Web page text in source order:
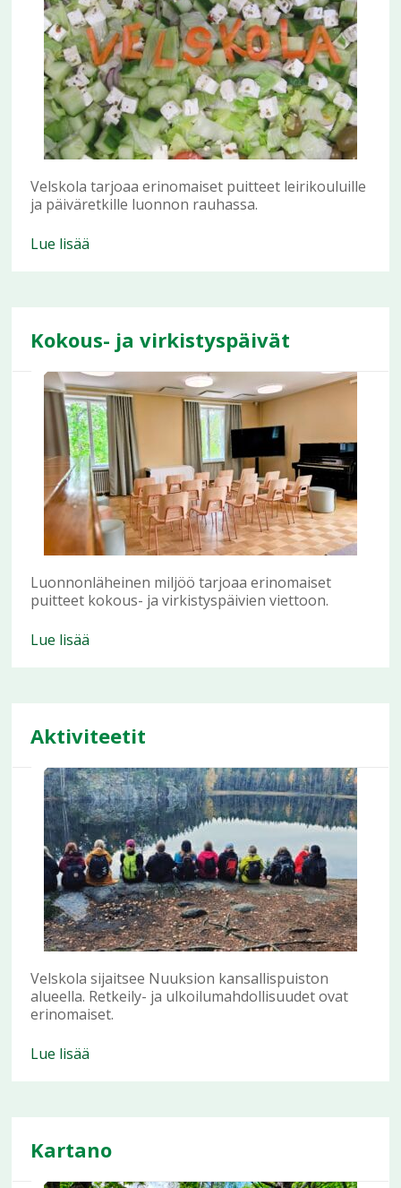
Velskola tarjoaa erinomaiset puitteet leirikouluille
ja päiväretkille luonnon rauhassa.
Lue lisää
Kokous- ja virkistyspäivät
Luonnonläheinen miljöö tarjoaa erinomaiset
puitteet kokous- ja virkistyspäivien viettoon.
Lue lisää
Aktiviteetit
Velskola sijaitsee Nuuksion kansallispuiston
alueella. Retkeily- ja ulkoilumahdollisuudet ovat
erinomaiset.
Lue lisää
Kartano